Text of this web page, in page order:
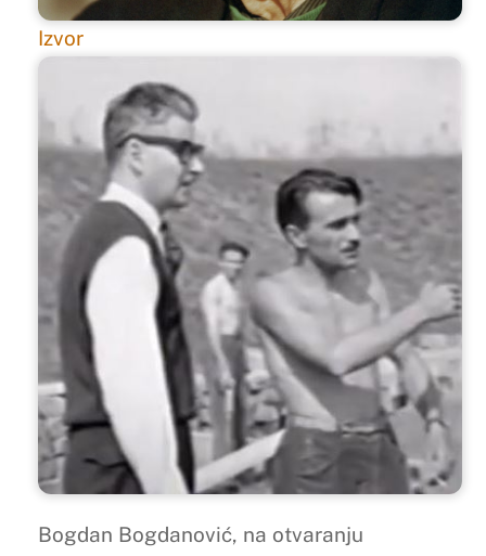
Izvor
Bogdan Bogdanović, na otvaranju